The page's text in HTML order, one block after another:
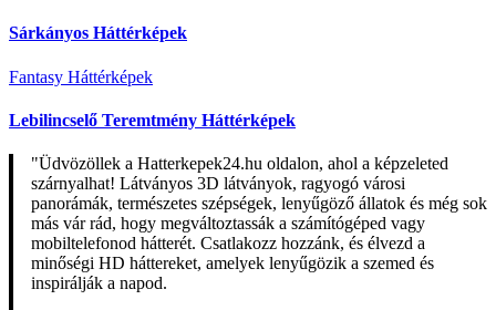
Sárkányos Háttérképek
Fantasy Háttérképek
Lebilincselő Teremtmény Háttérképek
"Üdvözöllek a Hatterkepek24.hu oldalon, ahol a képzeleted
szárnyalhat! Látványos 3D látványok, ragyogó városi
panorámák, természetes szépségek, lenyűgöző állatok és még sok
más vár rád, hogy megváltoztassák a számítógéped vagy
mobiltelefonod hátterét. Csatlakozz hozzánk, és élvezd a
minőségi HD háttereket, amelyek lenyűgözik a szemed és
inspirálják a napod.